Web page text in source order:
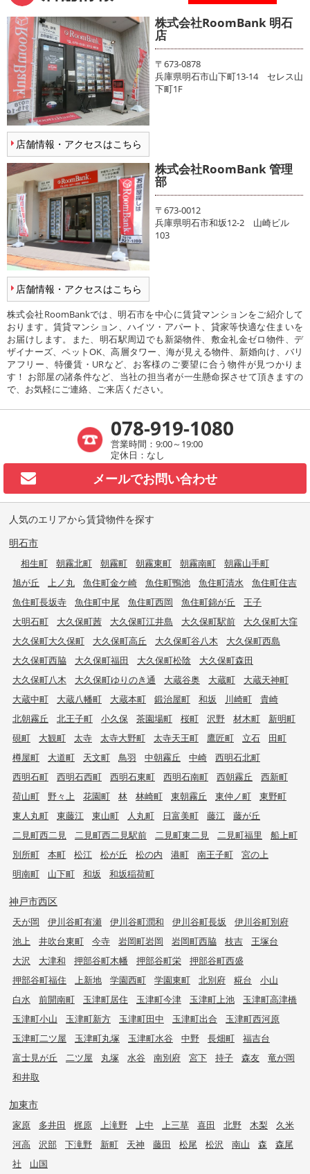
店舗情報・アクセスはこちら
株式会社RoomBank 明石
店
〒673-0878
兵庫県明石市山下町13-14 セレス山
下町1F
店舗情報・アクセスはこちら
株式会社RoomBank 管理
部
〒673-0012
兵庫県明石市和坂12-2 山崎ビル
103
株式会社RoomBankでは、明石市を中心に賃貸マンションをご紹介して
おります。賃貸マンション、ハイツ・アパート、貸家等快適な住まいを
お届けします。また、明石駅周辺でも新築物件、敷金礼金ゼロ物件、デ
ザイナーズ、ペットOK、高層タワー、海が見える物件、新婚向け、バリ
アフリー、特優賃・URなど、お客様のご要望に合う物件が見つかりま
す！ お部屋の諸条件など、当社の担当者が一生懸命探させて頂きますの
で、お気軽にご連絡、ご来店ください。
078-919-1080
営業時間：9:00～19:00
定休日：なし
メールでお問い合わせ
人気のエリアから賃貸物件を探す
明石市
相生町 朝霧北町 朝霧町 朝霧東町 朝霧南町
朝霧山手町
旭が丘
上ノ丸 魚住町金ケ崎 魚住町鴨池 魚住町清水
魚住町住吉
魚住町長坂寺
魚住町中尾 魚住町西岡 魚住町錦が丘
王子
大明石町
大久保町茜 大久保町江井島 大久保町駅前
大久保町大窪
大久保町大久保町
大久保町高丘 大久保町谷八木
大久保町西島
大久保町西脇
大久保町福田 大久保町松陰
大久保町森田
大久保町八木
大久保町ゆりのき通 大蔵谷奥 大蔵町
大蔵天神町
大蔵中町
大蔵八幡町 大蔵本町 鍛治屋町 和坂 川崎町
貴崎
北朝霧丘
北王子町 小久保 茶園場町 桜町 沢野 材木町
新明町
硯町
大観町 太寺 太寺大野町 太寺天王町 鷹匠町 立石
田町
樽屋町
大道町 天文町 鳥羽 中朝霧丘 中崎
西明石北町
西明石町
西明石西町 西明石東町 西明石南町 西朝霧丘
西新町
荷山町
野々上 花園町 林 林崎町 東朝霧丘 東仲ノ町
東野町
東人丸町
東藤江 東山町 人丸町 日富美町 藤江
藤が丘
二見町西二見
二見町西二見駅前 二見町東二見 二見町福里
船上町
別所町
本町 松江 松が丘 松の内 港町 南王子町
宮の上
明南町
山下町 和坂 和坂稲荷町
神戸市西区
天が岡 伊川谷町有瀬 伊川谷町潤和 伊川谷町長坂
伊川谷町別府
池上
井吹台東町 今寺 岩岡町岩岡 岩岡町西脇 枝吉
王塚台
大沢
大津和 押部谷町木幡 押部谷町栄
押部谷町西盛
押部谷町福住
上新地 学園西町 学園東町 北別府 糀台
小山
白水
前開南町 玉津町居住 玉津町今津 玉津町上池
玉津町高津橋
玉津町小山
玉津町新方 玉津町田中 玉津町出合
玉津町西河原
玉津町二ツ屋
玉津町丸塚 玉津町水谷 中野 長畑町
福吉台
富士見が丘
二ツ屋 丸塚 水谷 南別府 宮下 持子 森友
竜が岡
和井取
加東市
家原 多井田 梶原 上滝野 上中 上三草 喜田 北野 木梨
久米
河高
沢部 下滝野 新町 天神 藤田 松尾 松沢 南山 森
森尾
社
山国